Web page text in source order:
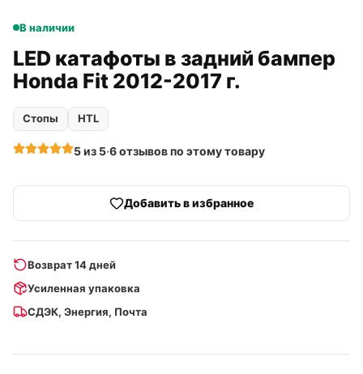
В наличии
LED катафоты в задний бампер
Honda Fit 2012-2017 г.
Стопы HTL
5из 5·6отзывовпо этому товару
Добавить в избранное
Возврат 14 дней
Усиленная упаковка
СДЭК, Энергия, Почта